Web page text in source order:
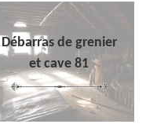
Débarras de grenier
et cave 81